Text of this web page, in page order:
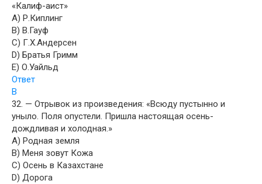
«Калиф-аист»
A) Р.Киплинг
B) В.Гауф
C) Г.Х.Андерсен
D) Братья Гримм
E) О.Уайльд
Ответ
B
32. — Отрывок из произведения: «Всюду пустынно и
уныло. Поля опустели. Пришла настоящая осень-
дождливая и холодная.»
A) Родная земля
B) Меня зовут Кожа
C) Осень в Казахстане
D) Дорога